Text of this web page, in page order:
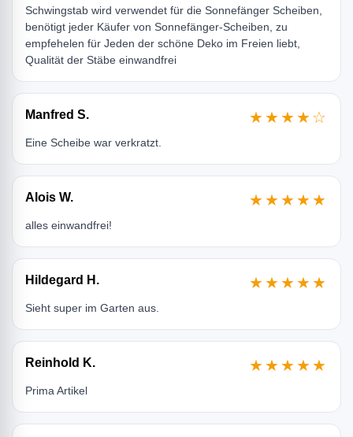
Schwingstab wird verwendet für die Sonnefänger Scheiben,
benötigt jeder Käufer von Sonnefänger-Scheiben, zu
empfehelen für Jeden der schöne Deko im Freien liebt,
Qualität der Stäbe einwandfrei
Manfred S. ★★★★☆
Eine Scheibe war verkratzt.
Alois W. ★★★★★
alles einwandfrei!
Hildegard H. ★★★★★
Sieht super im Garten aus.
Reinhold K. ★★★★★
Prima Artikel